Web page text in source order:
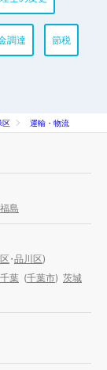
調達 節税
区 運輸・物流
福島
・品川区)
千葉 (千葉市) 茨城